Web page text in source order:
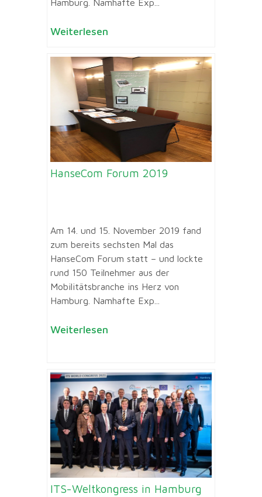
Hamburg. Namhafte Exp...
Weiterlesen
HanseCom Forum 2019
Am 14. und 15. November 2019 fand
zum bereits sechsten Mal das
HanseCom Forum statt – und lockte
rund 150 Teilnehmer aus der
Mobilitätsbranche ins Herz von
Hamburg. Namhafte Exp...
Weiterlesen
ITS-Weltkongress in Hamburg